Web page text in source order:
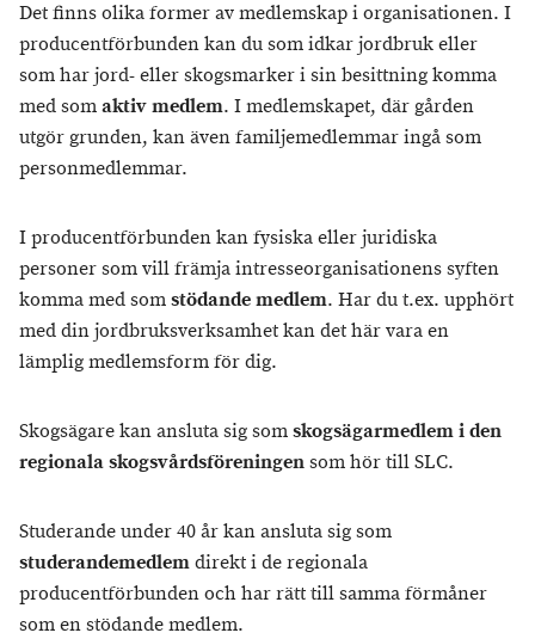
Det finns olika former av medlemskap i organisationen. I
producentförbunden kan du som idkar jordbruk eller
som har jord- eller skogsmarker i sin besittning komma
med somaktiv medlem. I medlemskapet, där gården
utgör grunden, kan även familjemedlemmar ingå som
personmedlemmar.
I producentförbunden kan fysiska eller juridiska
personer som vill främja intresseorganisationens syften
komma med somstödande medlem. Har du t.ex. upphört
med din jordbruksverksamhet kan det här vara en
lämplig medlemsform för dig.
Skogsägare kan ansluta sig somskogsägarmedlem i den
regionala skogsvårdsföreningensom hör till SLC.
Studerande under 40 år kan ansluta sig som
studerandemedlemdirekt i de regionala
producentförbunden och har rätt till samma förmåner
som en stödande medlem.